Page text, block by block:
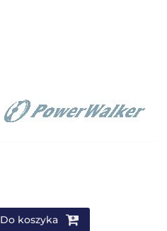
Do koszyka